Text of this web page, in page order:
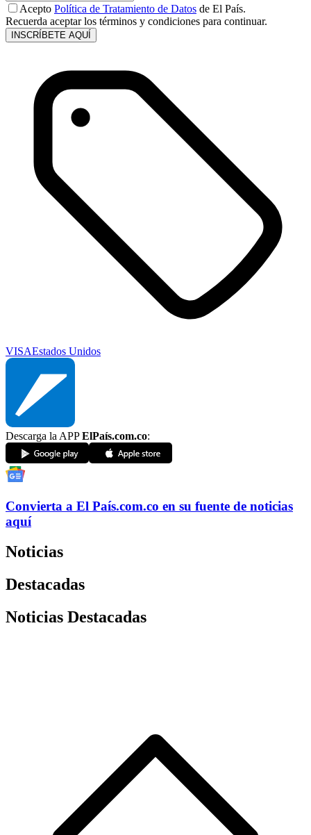
Acepto Política de Tratamiento de Datos de El País.
Recuerda aceptar los términos y condiciones para continuar.
INSCRÍBETE AQUÍ
VISAEstados Unidos
Descarga la APPElPaís.com.co:
Convierta a El País.com.co en su fuente de noticias
aquí
Noticias
Destacadas
Noticias Destacadas